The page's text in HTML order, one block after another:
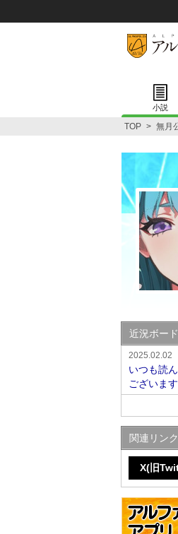
小説
TOP > 無月
近況ボー
2025.02.02
いつも読
ございます
関連リンク
X(旧